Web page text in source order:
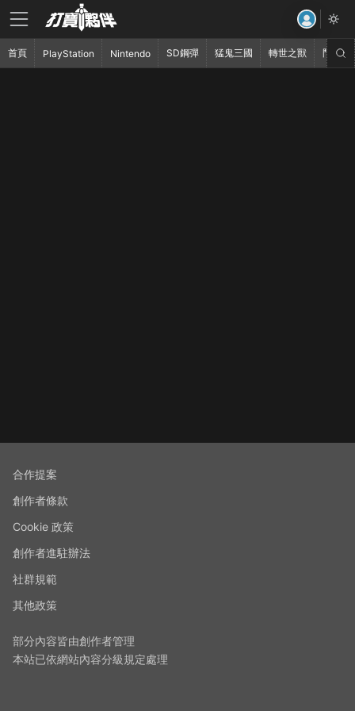
合作提案
創作者條款
Cookie 政策
創作者進駐辦法
社群規範
其他政策
部分內容皆由創作者管理
本站已依網站內容分級規定處理
首頁 PlayStation Nintendo SD鋼彈 猛鬼三國 轉世之獸 鬥破蒼